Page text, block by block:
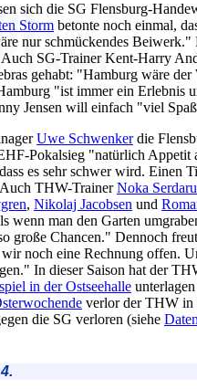
sich die SG Flensburg-
Storm betonte noch einmal,
nur schmückendes
SG-Trainer Kent-Harry
gehabt: "Hamburg wäre
"ist immer ein Erlebnis
Jensen will einfach "viel
Uwe Schwenkerdie
Pokalsieg "natürlich Appetit
es sehr schwer wird. Einen
THW-TrainerNoka
, Nikolaj Jacobsen und
wenn man den Garten
große Chancen." Dennoch
noch eine Rechnung offen.
In dieser Saison hat der
in der Ostseehalle
verlor der THW in
die SG verloren (siehe